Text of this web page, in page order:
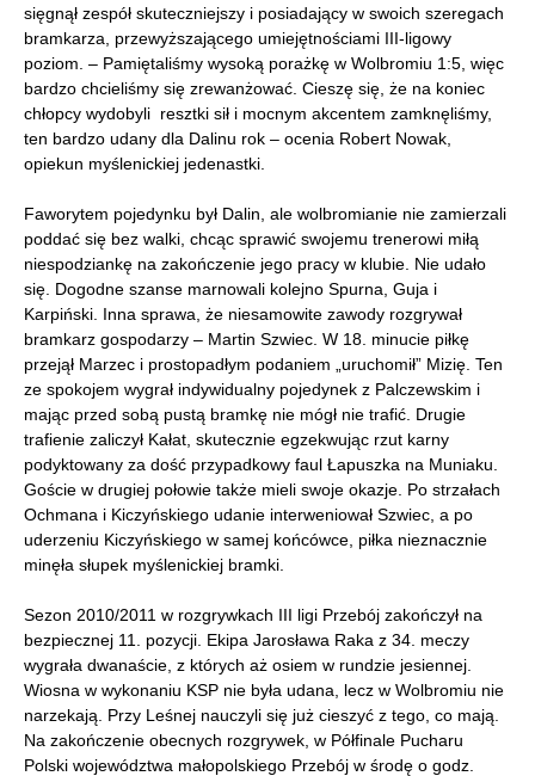
sięgnął zespół skuteczniejszy i posiadający w swoich szeregach
bramkarza, przewyższającego umiejętnościami III-ligowy
poziom. – Pamiętaliśmy wysoką porażkę w Wolbromiu 1:5, więc
bardzo chcieliśmy się zrewanżować. Cieszę się, że na koniec
chłopcy wydobyli resztki sił i mocnym akcentem zamknęliśmy,
ten bardzo udany dla Dalinu rok – ocenia Robert Nowak,
opiekun myślenickiej jedenastki.
Faworytem pojedynku był Dalin, ale wolbromianie nie zamierzali
poddać się bez walki, chcąc sprawić swojemu trenerowi miłą
niespodziankę na zakończenie jego pracy w klubie. Nie udało
się. Dogodne szanse marnowali kolejno Spurna, Guja i
Karpiński. Inna sprawa, że niesamowite zawody rozgrywał
bramkarz gospodarzy – Martin Szwiec. W 18. minucie piłkę
przejął Marzec i prostopadłym podaniem „uruchomił” Mizię. Ten
ze spokojem wygrał indywidualny pojedynek z Palczewskim i
mając przed sobą pustą bramkę nie mógł nie trafić. Drugie
trafienie zaliczył Kałat, skutecznie egzekwując rzut karny
podyktowany za dość przypadkowy faul Łapuszka na Muniaku.
Goście w drugiej połowie także mieli swoje okazje. Po strzałach
Ochmana i Kiczyńskiego udanie interweniował Szwiec, a po
uderzeniu Kiczyńskiego w samej końcówce, piłka nieznacznie
minęła słupek myślenickiej bramki.
Sezon 2010/2011 w rozgrywkach III ligi Przebój zakończył na
bezpiecznej 11. pozycji. Ekipa Jarosława Raka z 34. meczy
wygrała dwanaście, z których aż osiem w rundzie jesiennej.
Wiosna w wykonaniu KSP nie była udana, lecz w Wolbromiu nie
narzekają. Przy Leśnej nauczyli się już cieszyć z tego, co mają.
Na zakończenie obecnych rozgrywek, w Półfinale Pucharu
Polski województwa małopolskiego Przebój w środę o godz.